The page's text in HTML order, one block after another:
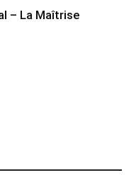
– La Maîtrise